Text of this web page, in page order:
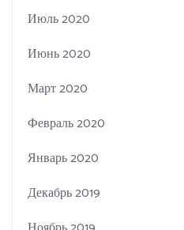
Июль 2020
Июнь 2020
Март 2020
Февраль 2020
Январь 2020
Декабрь 2019